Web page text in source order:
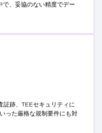
、妥協のない精度でデー
証跡、TEEセキュリティに
った厳格な規制要件にも対